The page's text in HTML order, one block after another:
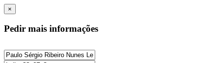
×
Pedir mais informações